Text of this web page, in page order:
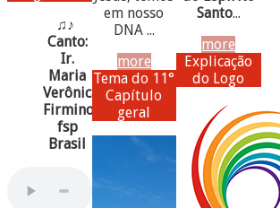
♫♪
Canto:
Ir.
Maria
Verônica
Firmino,
fsp
Brasil
em nosso
DNA ...
more
Tema do 11°
Capítulo
geral
Santo...
more
Explicação
do Logo